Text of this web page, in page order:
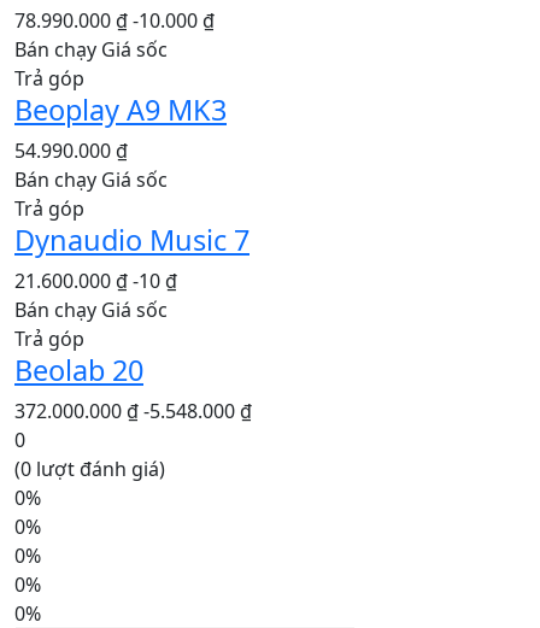
78.990.000 ₫-10.000 ₫
Bán chạy Giá sốc
Trả góp
Beoplay A9 MK3
54.990.000 ₫
Bán chạy Giá sốc
Trả góp
Dynaudio Music 7
21.600.000 ₫-10 ₫
Bán chạy Giá sốc
Trả góp
Beolab 20
372.000.000 ₫-5.548.000 ₫
0
(0 lượt đánh giá)
0%
0%
0%
0%
0%